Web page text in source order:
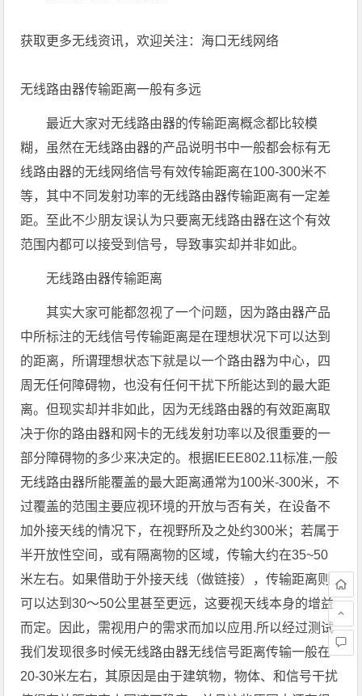
获取更多无线资讯，欢迎关注：海口无线网络
无线路由器传输距离一般有多远
最近大家对无线路由器的传输距离概念都比较模
糊，虽然在无线路由器的产品说明书中一般都会标有无
线路由器的无线网络信号有效传输距离在100-300米不
等，其中不同发射功率的无线路由器传输距离有一定差
距。至此不少朋友误认为只要离无线路由器在这个有效
范围内都可以接受到信号，导致事实却并非如此。
无线路由器传输距离
其实大家可能都忽视了一个问题，因为路由器产品
中所标注的无线信号传输距离是在理想状况下可以达到
的距离，所谓理想状态下就是以一个路由器为中心，四
周无任何障碍物，也没有任何干扰下所能达到的最大距
离。但现实却并非如此，因为无线路由器的有效距离取
决于你的路由器和网卡的无线发射功率以及很重要的一
部分障碍物的多少来决定的。根据IEEE802.11标准,一般
无线路由器所能覆盖的最大距离通常为100米-300米，不
过覆盖的范围主要应视环境的开放与否有关，在设备不
加外接天线的情况下，在视野所及之处约300米；若属于
半开放性空间，或有隔离物的区域，传输大约在35~50
米左右。如果借助于外接天线（做链接），传输距离则
可以达到30～50公里甚至更远，这要视天线本身的增益
而定。因此，需视用户的需求而加以应用.所以经过测试
我们发现很多时候无线路由器无线信号距离传输一般在
20-30米左右，其原因是由于建筑物，物体、和信号干扰